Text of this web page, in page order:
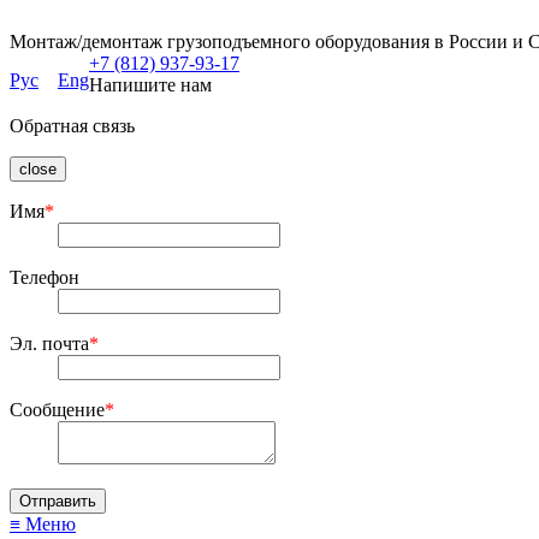
Монтаж/демонтаж грузоподъемного оборудования в России и
Рус
Eng
+7 (812) 937-93-17
Напишите нам
Обратная связь
close
Имя*
Телефон
Эл. почта*
Сообщение*
≡ Меню